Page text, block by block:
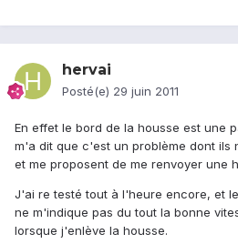
hervai
Posté(e) 29 juin 2011
En effet le bord de la housse est une
m'a dit que c'est un problème dont ils
et me proposent de me renvoyer une
J'ai re testé tout à l'heure encore, et
ne m'indique pas du tout la bonne
lorsque j'enlève la housse.